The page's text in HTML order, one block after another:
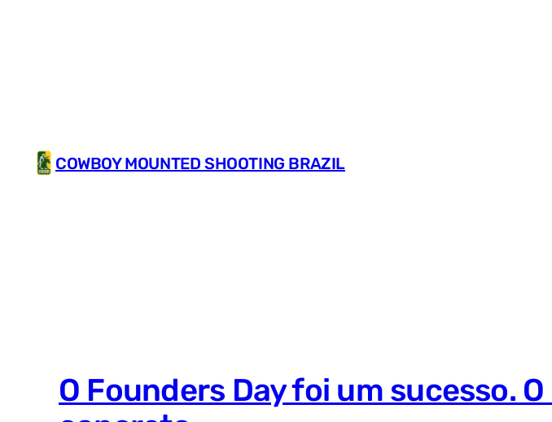
COWBOY MOUNTED SHOOTING BRAZIL
O Founders Day foi um sucesso.